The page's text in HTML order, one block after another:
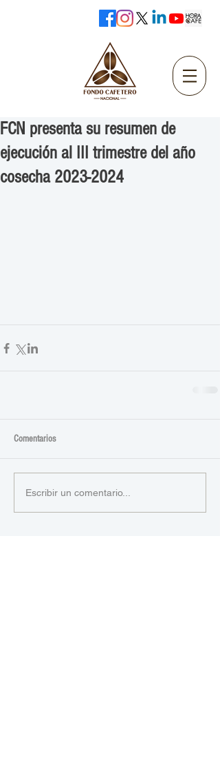
FCN presenta su resumen de
ejecución al III trimestre del año
cosecha 2023-2024
Comentarios
Escribir un comentario...